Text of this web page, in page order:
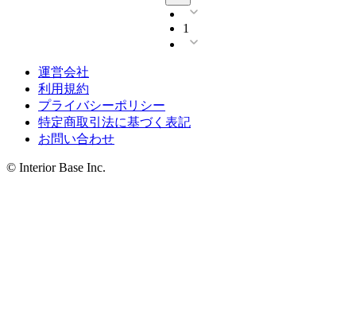
1
運営会社
利用規約
プライバシーポリシー
特定商取引法に基づく表記
お問い合わせ
© Interior Base Inc.